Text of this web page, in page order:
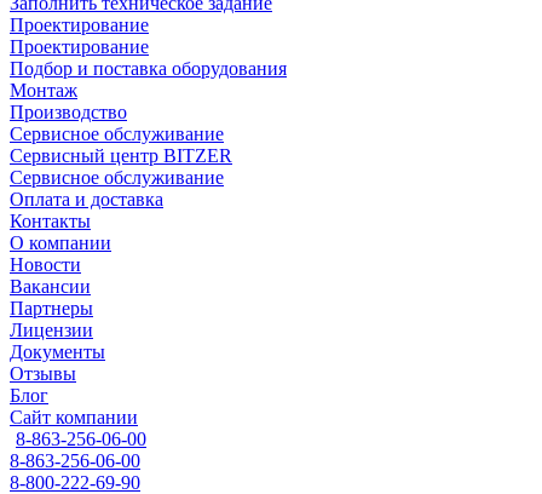
Проектирование
Проектирование
Подбор и поставка оборудования
Монтаж
Производство
Сервисное обслуживание
Сервисный центр BITZER
Сервисное обслуживание
Оплата и доставка
Контакты
О компании
Новости
Вакансии
Партнеры
Лицензии
Документы
Отзывы
Блог
Сайт компании
8-863-256-06-00
8-863-256-06-00
8-800-222-69-90